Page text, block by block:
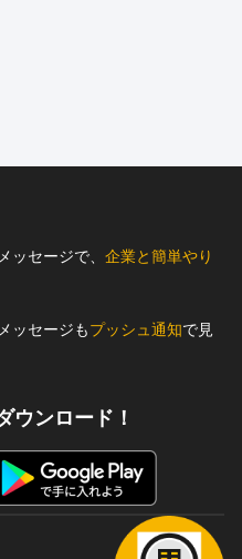
ッセージで、 企業と簡単やり
ッセージもプッシュ通知で見
ウンロード！